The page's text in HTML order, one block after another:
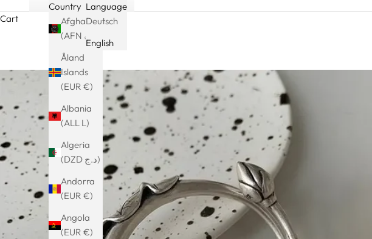
Country
Afghanistan
Åland
Islands
(EUR €)
Albania
(ALL L)
Algeria
(DZD د.ج)
Andorra
(EUR €)
Angola
(EUR €)
Language
Deutsch
English
Cart